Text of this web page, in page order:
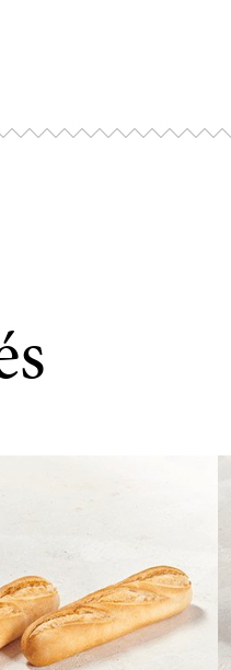
les pains de leur
6 min à 200-220°C/